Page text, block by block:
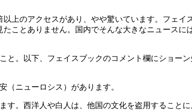
上のアクセスがあり、やや驚いています。フェイ
ことありません。国内でそんな大きなニュースに
。以下、フェイスブックのコメント欄にショー
（ニューロシス）があります。
。西洋人や白人は、他国の文化を盗用すること